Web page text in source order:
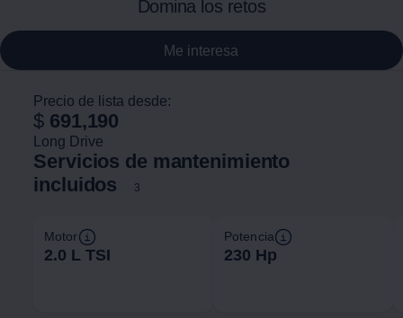
Domina los retos
Me interesa
Precio de lista desde:
$ 691,190
Long Drive
Servicios de mantenimiento
incluidos
3
Motor
2.0 L TSI
Potencia
230 Hp